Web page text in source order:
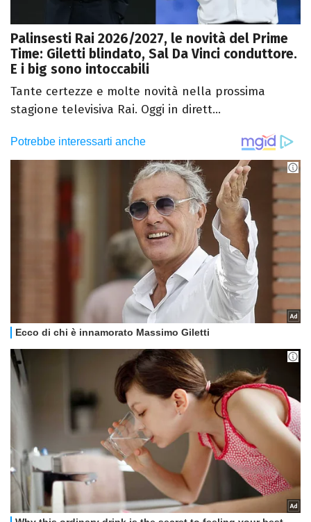
Palinsesti Rai 2026/2027, le novità del Prime
Time: Giletti blindato, Sal Da Vinci conduttore.
E i big sono intoccabili
Tante certezze e molte novità nella prossima
stagione televisiva Rai. Oggi in dirett...